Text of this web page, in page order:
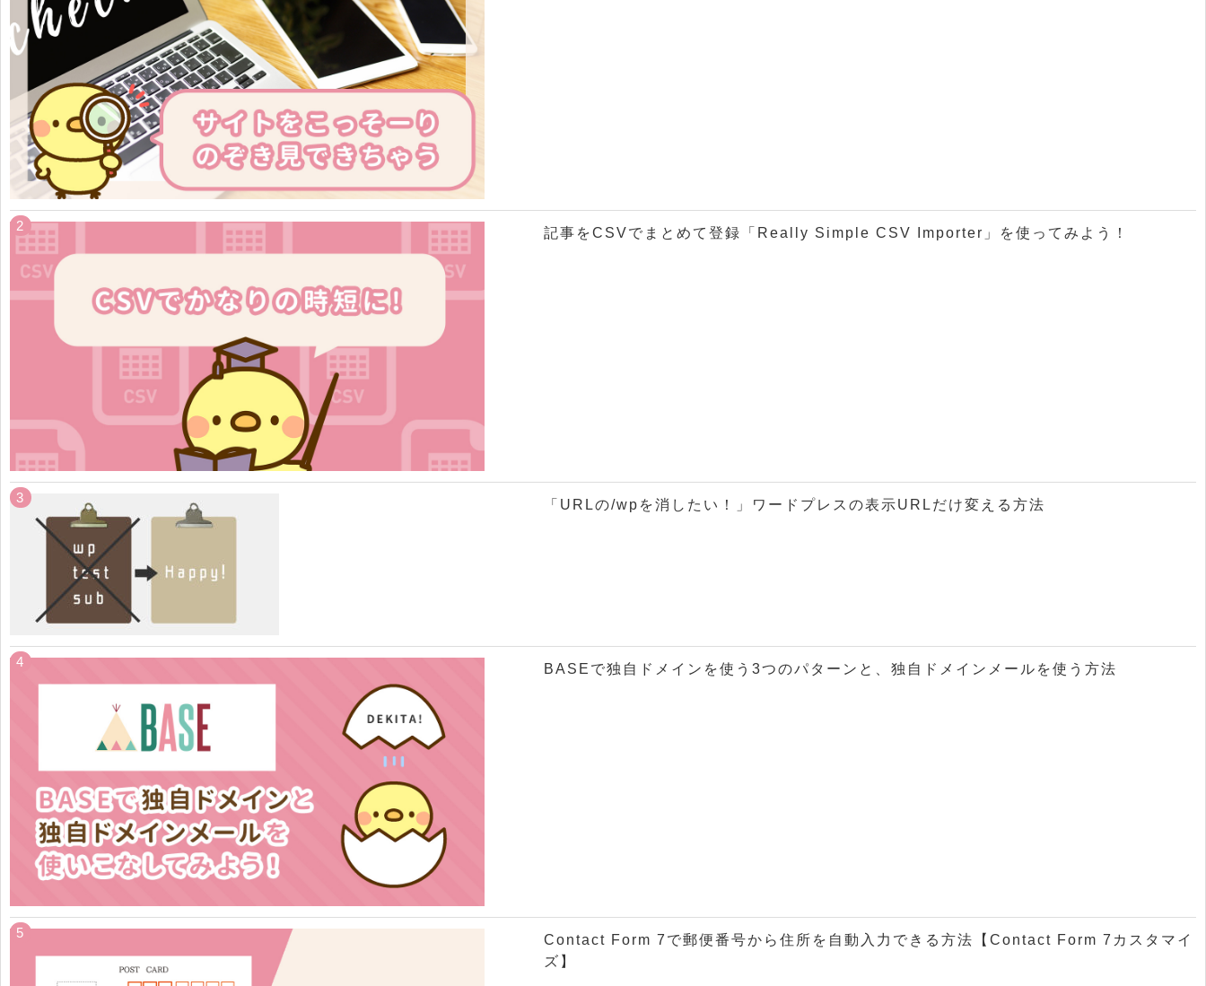
記事をCSVでまとめて登録「Really Simple CSV Importer」を使ってみよう！
「URLの/wpを消したい！」ワードプレスの表示URLだけ変える方法
BASEで独自ドメインを使う3つのパターンと、独自ドメインメールを使う方法
Contact Form 7で郵便番号から住所を自動入力できる方法【Contact Form 7カスタマイ
ズ】